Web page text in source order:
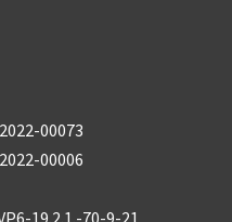
00073
00006
19.2.1.-70-9-21